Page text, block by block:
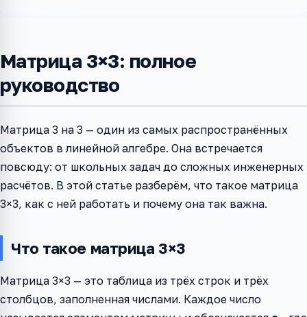
Матрица 3×3: полное
руководство
Матрица 3 на 3 — один из самых распространённых
объектов в линейной алгебре. Она встречается
повсюду: от школьных задач до сложных инженерных
расчётов. В этой статье разберём, что такое матрица
3×3, как с ней работать и почему она так важна.
Что такое матрица 3×3
Матрица 3×3 — это таблица из трёх строк и трёх
столбцов, заполненная числами. Каждое число